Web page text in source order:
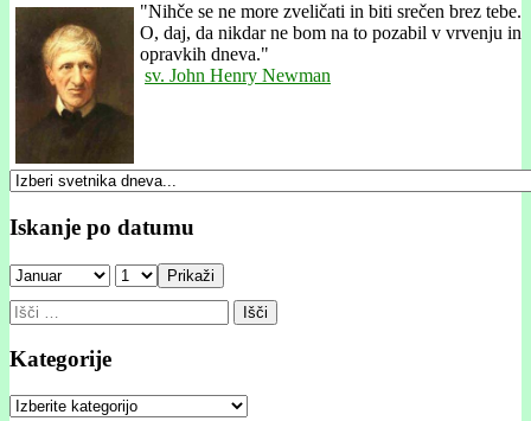
"Nihče se ne more zveličati in biti srečen brez tebe.
O, daj, da nikdar ne bom na to pozabil v vrvenju in
opravkih dneva."
sv. John Henry Newman
Iskanje po datumu
Prikaži
Išči:
Kategorije
Kategorije